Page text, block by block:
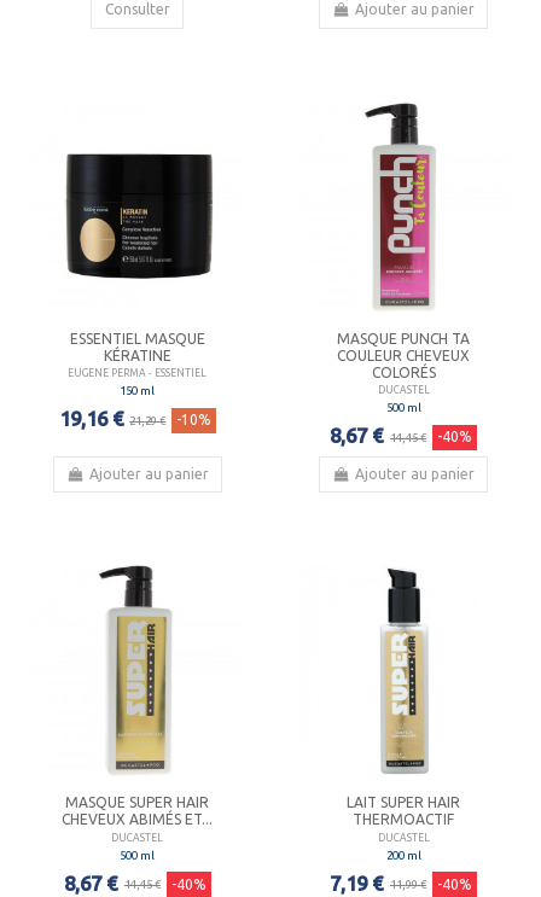
Consulter Ajouter au panier
ESSENTIEL MASQUE
KÉRATINE
EUGENE PERMA - ESSENTIEL
150 ml
19,16 € 21,29 € -10%
Ajouter au panier
MASQUE PUNCH TA
COULEUR CHEVEUX
COLORÉS
DUCASTEL
500 ml
8,67 € 14,45 € -40%
Ajouter au panier
MASQUE SUPER HAIR
CHEVEUX ABIMÉS ET...
DUCASTEL
500 ml
8,67 € 14,45 € -40%
LAIT SUPER HAIR
THERMOACTIF
DUCASTEL
200 ml
7,19 € 11,99 € -40%